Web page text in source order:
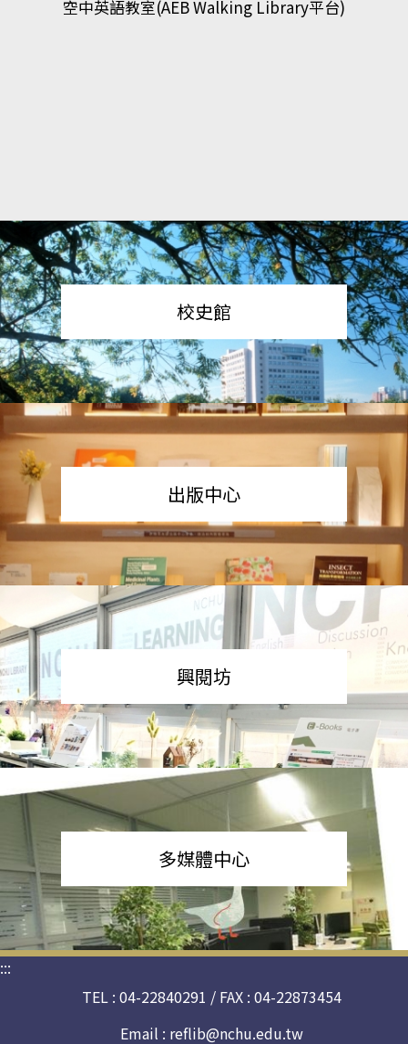
網管人(kono平台)
校史館
出版中心
興閱坊
多媒體中心
:::
TEL : 04-22840291 / FAX : 04-22873454
Email : reflib@nchu.edu.tw